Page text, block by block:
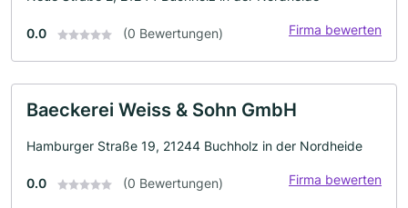
0.0 (0 Bewertungen) Firma bewerten
Baeckerei Weiss & Sohn GmbH
Hamburger Straße 19, 21244 Buchholz in der Nordheide
0.0 (0 Bewertungen) Firma bewerten